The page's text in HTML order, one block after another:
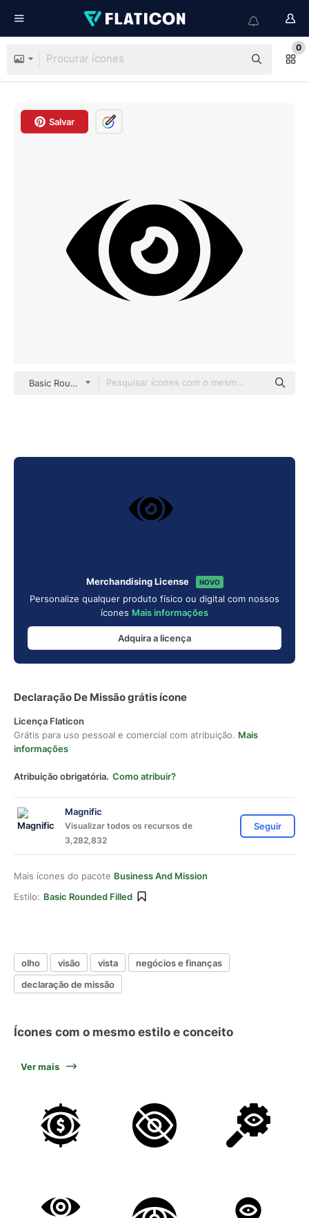
0
Salvar
Basic Rounded Filled
Merchandising License NOVO
Personalize qualquer produto físico ou digital com nossos
ícones Mais informações
Adquira a licença
Declaração De Missão grátis ícone
Licença Flaticon
Grátis para uso pessoal e comercial com atribuição. Mais
informações
Atribuição obrigatória. Como atribuir?
Magnific
Visualizar todos os recursos de
3,282,832
Seguir
Mais ícones do pacote Business And Mission
Estilo: Basic Rounded Filled
olho visão vista
negócios e finanças
declaração de missão
Ícones com o mesmo estilo e conceito
Ver mais